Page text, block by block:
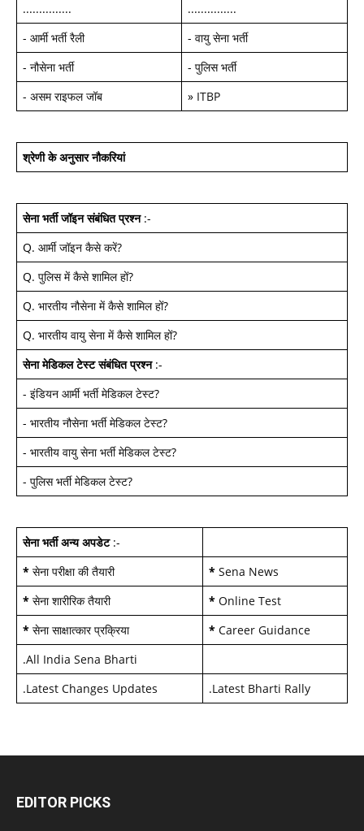
...............
...............
- आर्मी भर्ती रैली - वायु सेना भर्ती
- नौसेना भर्ती - पुलिस भर्ती
- असम राइफल जॉब » ITBP
श्रेणी के अनुसार नौकरियां
सेना भर्ती जॉइन संबंधित प्रश्न:-
Q. आर्मी जॉइन कैसे करें?
Q. पुलिस में कैसे शामिल हों?
Q. भारतीय नौसेना में कैसे शामिल हों?
Q. भारतीय वायु सेना में कैसे शामिल हों?
सेना मेडिकल टेस्ट संबंधित प्रश्न:-
- इंडियन आर्मी भर्ती मेडिकल टेस्ट?
- भारतीय नौसेना भर्ती मेडिकल टेस्ट?
- भारतीय वायु सेना भर्ती मेडिकल टेस्ट?
- पुलिस भर्ती मेडिकल टेस्ट?
सेना भर्ती अन्य अपडेट:-
* सेना परीक्षा की तैयारी * Sena News
* सेना शारीरिक तैयारी * Online Test
* सेना साक्षात्कार प्रक्रिया * Career Guidance
.All India Sena Bharti
.Latest Changes Updates .Latest Bharti Rally
EDITOR PICKS